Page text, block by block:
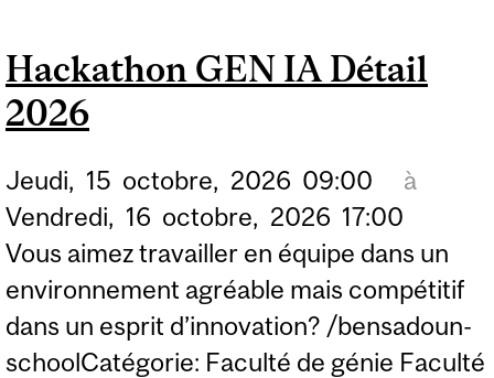
Hackathon GEN IA Détail
2026
Jeudi, 15 octobre, 2026 09:00
à
Vendredi, 16 octobre, 2026 17:00
Vous aimez travailler en équipe dans un
environnement agréable mais compétitif
dans un esprit d’innovation? /bensadoun-
schoolCatégorie: Faculté de génie Faculté